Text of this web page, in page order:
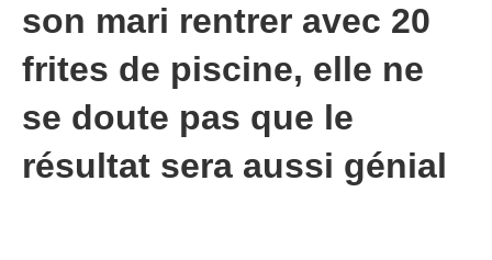
son mari rentrer avec 20
frites de piscine, elle ne
se doute pas que le
résultat sera aussi génial